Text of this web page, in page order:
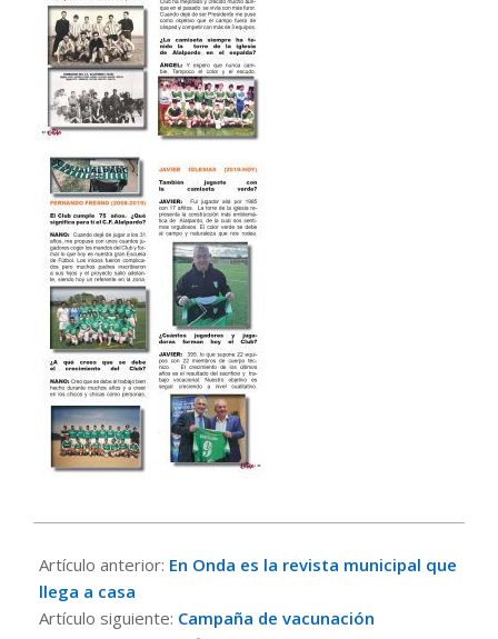
05-
16
Artículo anterior: En Onda es la revista municipal que
llega a casa
Artículo siguiente: Campaña de vacunación